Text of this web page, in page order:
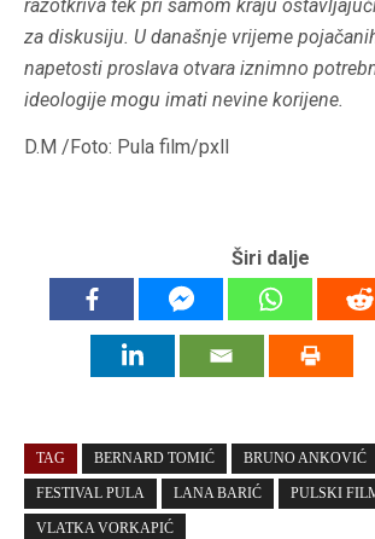
razotkriva tek pri samom kraju
za diskusiju. U današnje vrijeme
napetosti proslava otvara iznimno
ideologije mogu imati nevine korijene.
D.M /Foto: Pula film/pxll
Širi dalje
TAG BERNARD TOMIĆ BRUNO ANKOVIĆ
FESTIVAL PULA LANA BARIĆ PULSKI
VLATKA VORKAPIĆ